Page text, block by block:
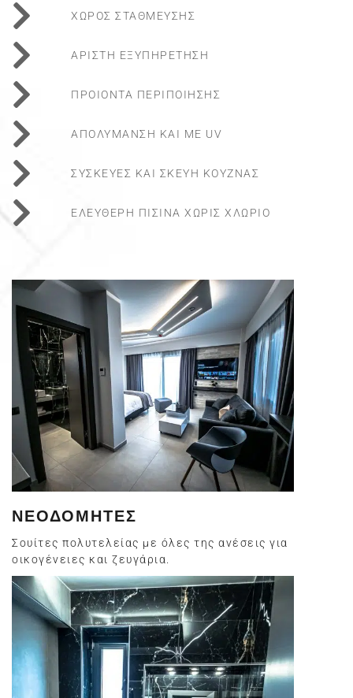
ΧΩΡΟΣ ΣΤΑΘΜΕΥΣΗΣ
ΑΡΙΣΤΗ ΕΞΥΠΗΡΕΤΗΣΗ
ΠΡΟΙΟΝΤΑ ΠΕΡΙΠΟΙΗΣΗΣ
ΑΠΟΛΥΜΑΝΣΗ ΚΑΙ ΜΕ UV
ΣΥΣΚΕΥΕΣ ΚΑΙ ΣΚΕΥΗ ΚΟΥΖΝΑΣ
ΕΛΕΥΘΕΡΗ ΠΙΣΙΝΑ ΧΩΡΙΣ ΧΛΩΡΙΟ
ΝΕΟΔΟΜΗΤΕΣ
Σουίτες πολυτελείας με όλες της ανέσεις για
οικογένειες και ζευγάρια.